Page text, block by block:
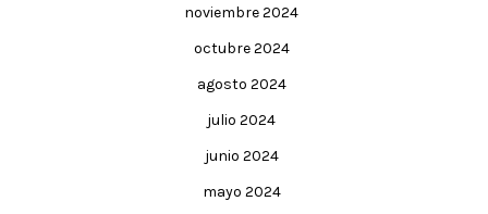
noviembre 2024
octubre 2024
agosto 2024
julio 2024
junio 2024
mayo 2024